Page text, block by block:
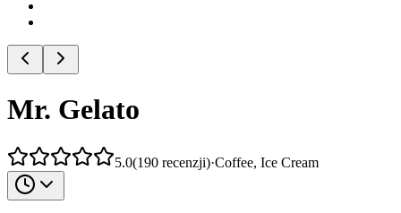
Mr. Gelato
5.0(190 recenzji)·Coffee, Ice Cream